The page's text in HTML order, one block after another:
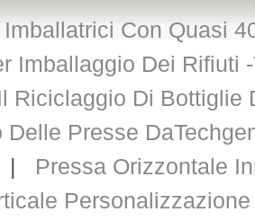
Con Quasi
Imballaggio Dei Rifiuti
Riciclaggio Di Bottiglie
Delle Presse
| Pressa Orizzontale
Personalizzazione